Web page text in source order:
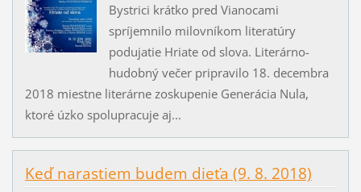
Bystrici krátko pred Vianocami
spríjemnilo milovníkom literatúry
podujatie Hriate od slova. Literárno-
hudobný večer pripravilo 18. decembra
2018 miestne literárne zoskupenie Generácia Nula,
ktoré úzko spolupracuje aj...
Keď narastiem budem dieťa (9. 8. 2018)